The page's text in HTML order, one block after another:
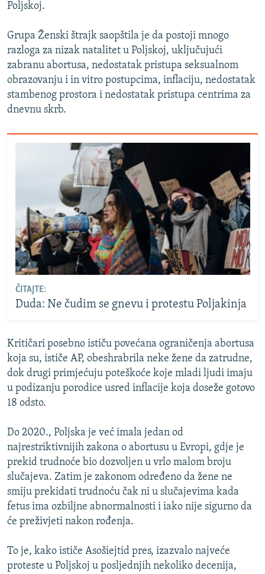
Poljskoj.
Grupa Ženski štrajk saopštila je da postoji mnogo
razloga za nizak natalitet u Poljskoj, uključujući
zabranu abortusa, nedostatak pristupa seksualnom
obrazovanju i in vitro postupcima, inflaciju, nedostatak
stambenog prostora i nedostatak pristupa centrima za
dnevnu skrb.
ČITAJTE:
Duda: Ne čudim se gnevu i protestu Poljakinja
Kritičari posebno ističu povećana ograničenja abortusa
koja su, ističe AP, obeshrabrila neke žene da zatrudne,
dok drugi primjećuju poteškoće koje mladi ljudi imaju
u podizanju porodice usred inflacije koja doseže gotovo
18 odsto.
Do 2020., Poljska je već imala jedan od
najrestriktivnijih zakona o abortusu u Evropi, gdje je
prekid trudnoće bio dozvoljen u vrlo malom broju
slučajeva. Zatim je zakonom određeno da žene ne
smiju prekidati trudnoću čak ni u slučajevima kada
fetus ima ozbiljne abnormalnosti i iako nije sigurno da
će preživjeti nakon rođenja.
To je, kako ističe Asošiejtid pres, izazvalo najveće
proteste u Poljskoj u posljednjih nekoliko decenija,